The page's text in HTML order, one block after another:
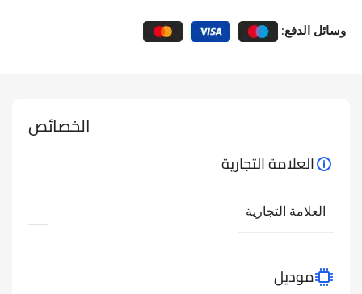
وسائل الدفع:
الخصائص
العلامة التجارية
العلامة التجارية
موديل